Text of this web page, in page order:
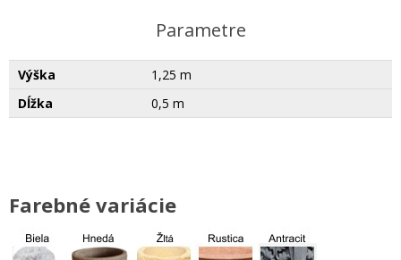
Parametre
Výška
1,25 m
Dĺžka
0,5 m
Farebné variácie